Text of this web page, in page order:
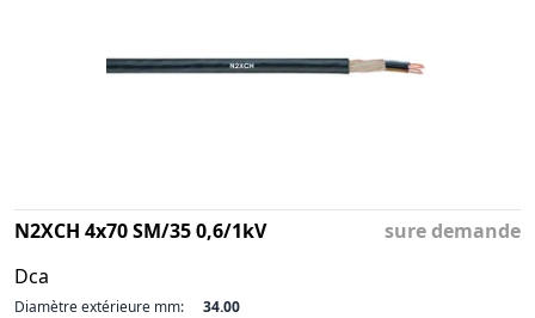
N2XCH 4x70 SM/35 0,6/1kV
Dca
sure demande
Diamètre extérieure mm:
34.00